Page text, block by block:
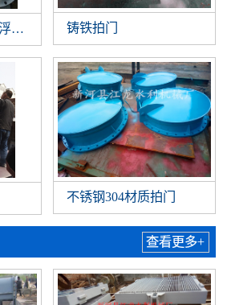
箱拍门 钢制拍门厂家批发
铸铁拍门
不锈钢304材质拍门
查看更多+